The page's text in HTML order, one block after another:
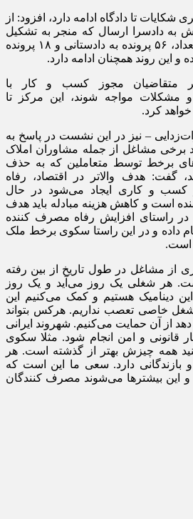
شکایات تا دادگاه ادامه دارد، افزود: از
۷۴ گزارش به دادسرا ارسال که منجر به تشکیل
پرونده شده است. از این تعداد، ۵۶ پرونده به دادستانی و ۱۸ پرونده
این روند همچنان ادامه دارد.
متقاضیان مجوز کسب و کار با
و مشکلات مواجه شوند، این مرکز تا
کرد.
– نیز در این نشست در پاسخ به
برخی مشاغل از جمله مشاوران املاک
برخط توسط متعاملین که به حذف
گفت: هدف والاتر در اقتصاد، رفاه
و کاری ایجاد می‌شود در حال
است و کاهش هزینه مبادله باید هدف
در راستای افزایش رفاه مصرف کننده
داده و در این راستا سکوی برخط ملک
است.
از مشاغل در طول تاریخ از بین رفته
هر شغلی یک روز می‌آید و یک روز
دینامیک هستیم و کمک می‌کنیم این
شغل خاصی تعصب نداریم. هرکس بتواند
دهد از آن حمایت می‌کنیم. شهروند ایرانی
قانونی و امن انجام شود. مثلا سکوی
همه چیزش بهتر از گذشته است. هر
بازندگانی دارد. سعی ما این است که
و این بیشتر‌ها می‌شوند مصرف کنندگان